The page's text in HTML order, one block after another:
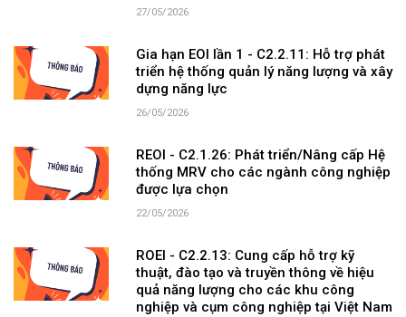
27/05/2026
Gia hạn EOI lần 1 - C2.2.11: Hỗ trợ phát
triển hệ thống quản lý năng lượng và xây
dựng năng lực
26/05/2026
REOI - C2.1.26: Phát triển/Nâng cấp Hệ
thống MRV cho các ngành công nghiệp
được lựa chọn
22/05/2026
ROEI - C2.2.13: Cung cấp hỗ trợ kỹ
thuật, đào tạo và truyền thông về hiệu
quả năng lượng cho các khu công
nghiệp và cụm công nghiệp tại Việt Nam